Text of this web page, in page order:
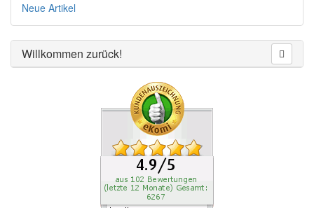
Neue Artikel
Willkommen zurück!